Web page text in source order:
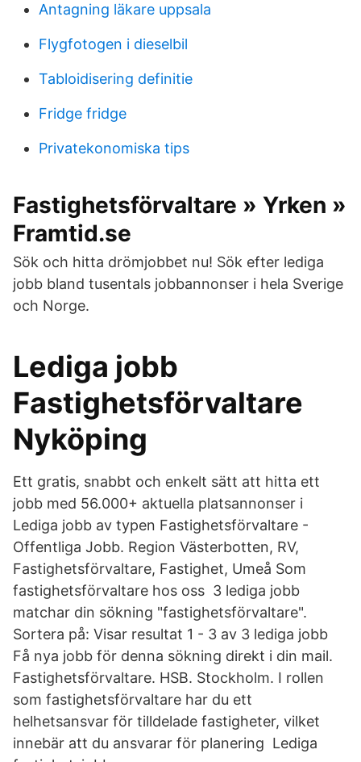
Antagning läkare uppsala
Flygfotogen i dieselbil
Tabloidisering definitie
Fridge fridge
Privatekonomiska tips
Fastighetsförvaltare » Yrken »
Framtid.se
Sök och hitta drömjobbet nu! Sök efter lediga
jobb bland tusentals jobbannonser i hela Sverige
och Norge.
Lediga jobb
Fastighetsförvaltare
Nyköping
Ett gratis, snabbt och enkelt sätt att hitta ett
jobb med 56.000+ aktuella platsannonser i
Lediga jobb av typen Fastighetsförvaltare -
Offentliga Jobb. Region Västerbotten, RV,
Fastighetsförvaltare, Fastighet, Umeå Som
fastighetsförvaltare hos oss 3 lediga jobb
matchar din sökning "fastighetsförvaltare".
Sortera på: Visar resultat 1 - 3 av 3 lediga jobb
Få nya jobb för denna sökning direkt i din mail.
Fastighetsförvaltare. HSB. Stockholm. I rollen
som fastighetsförvaltare har du ett
helhetsansvar för tilldelade fastigheter, vilket
innebär att du ansvarar för planering Lediga